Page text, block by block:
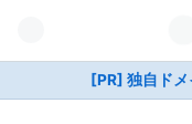
[PR] 独自ド